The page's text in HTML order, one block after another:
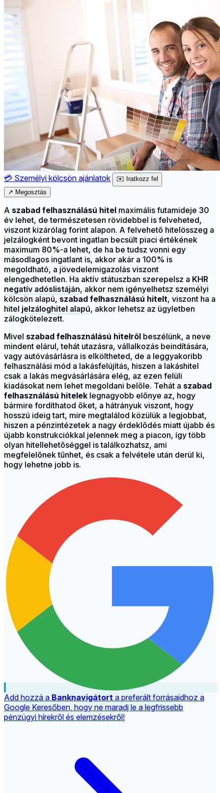
💳 Személyi kölcsön ajánlatok ✉️ Iratkozz fel
↗ Megosztás
A szabad felhasználású hitel maximális futamideje 30
év lehet, de természetesen rövidebbel is felveheted,
viszont kizárólag forint alapon. A felvehető hitelösszeg a
jelzálogként bevont ingatlan becsült piaci értékének
maximum 80%-a lehet, de ha be tudsz vonni egy
másodlagos ingatlant is, akkor akár a 100% is
megoldható, a jövedelemigazolás viszont
elengedhetetlen. Ha aktív státuszban szerepelsz a KHR
negatív adóslistáján, akkor nem igényelhetsz személyi
kölcsön alapú, szabad felhasználású hitelt, viszont ha a
hitel jelzáloghitel alapú, akkor lehetsz az ügyletben
zálogkötelezett.
Mivel szabad felhasználású hitelről beszélünk, a neve
mindent elárul, tehát utazásra, vállalkozás beindítására,
vagy autóvásárlásra is elköltheted, de a leggyakoribb
felhasználási mód a lakásfelújítás, hiszen a lakáshitel
csak a lakás megvásárlására elég, az ezen felüli
kiadásokat nem lehet megoldani belőle. Tehát a szabad
felhasználású hitelek legnagyobb előnye az, hogy
bármire fordíthatod őket, a hátrányuk viszont, hogy
hosszú ideig tart, mire megtalálod közülük a legjobbat,
hiszen a pénzintézetek a nagy érdeklődés miatt újabb és
újabb konstrukciókkal jelennek meg a piacon, így több
olyan hitellehetőséggel is találkozhatsz, ami
megfelelőnek tűnhet, és csak a felvétele után derül ki,
hogy lehetne jobb is.
Add hozzá a Banknavigátort a preferált forrásaidhoz a
Google Keresőben, hogy ne maradj le a legfrissebb
pénzügyi hírekről és elemzésekről!